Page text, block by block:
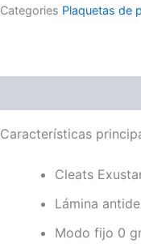
Categories Plaquetas de
Características
Cleats
Lámina
Modo fijo 0